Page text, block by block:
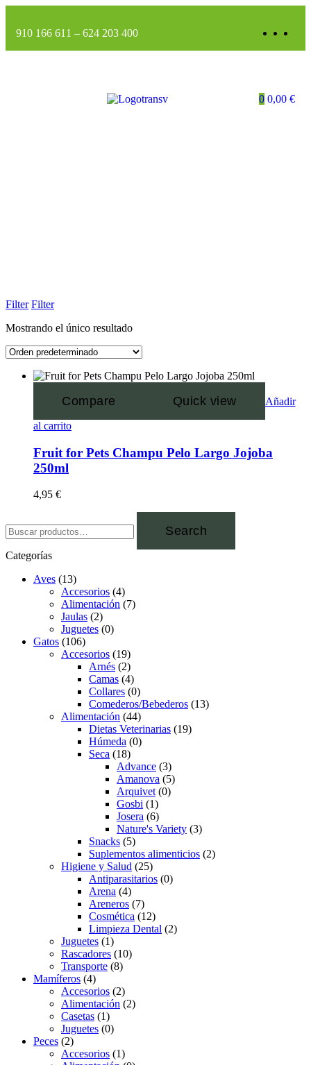
910 166 611 – 624 203 400
0 0,00 €
Filter Filter
Mostrando el único resultado
Compare Quick view Añadir
al carrito
Fruit for Pets Champu Pelo Largo Jojoba
250ml
4,95 €
Search
Categorías
Aves (13)
Accesorios (4)
Alimentación (7)
Jaulas (2)
Juguetes (0)
Gatos (106)
Accesorios (19)
Arnés (2)
Camas (4)
Collares (0)
Comederos/Bebederos (13)
Alimentación (44)
Dietas Veterinarias (19)
Húmeda (0)
Seca (18)
Advance (3)
Amanova (5)
Arquivet (0)
Gosbi (1)
Josera (6)
Nature's Variety (3)
Snacks (5)
Suplementos alimenticios (2)
Higiene y Salud (25)
Antiparasitarios (0)
Arena (4)
Areneros (7)
Cosmética (12)
Limpieza Dental (2)
Juguetes (1)
Rascadores (10)
Transporte (8)
Mamíferos (4)
Accesorios (2)
Alimentación (2)
Casetas (1)
Juguetes (0)
Peces (2)
Accesorios (1)